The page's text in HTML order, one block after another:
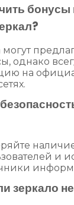
бонусы
однако
на
и
зеркало